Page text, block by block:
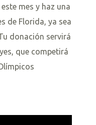
mes y haz una
de Florida, ya sea
donación servirá
que competirá